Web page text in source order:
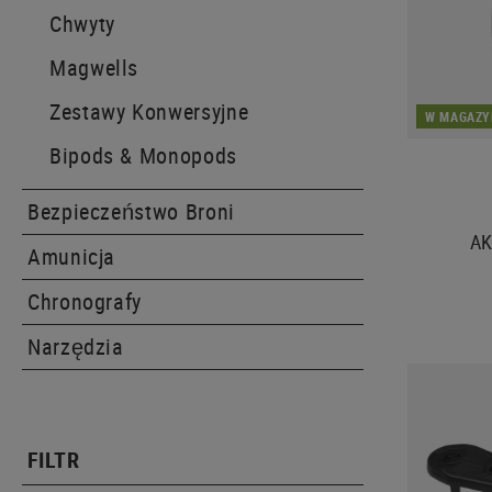
Chwyty
Magwells
Zestawy Konwersyjne
Bipods & Monopods
Bezpieczeństwo Broni
Amunicja
Chronografy
Narzędzia
FILTR
W